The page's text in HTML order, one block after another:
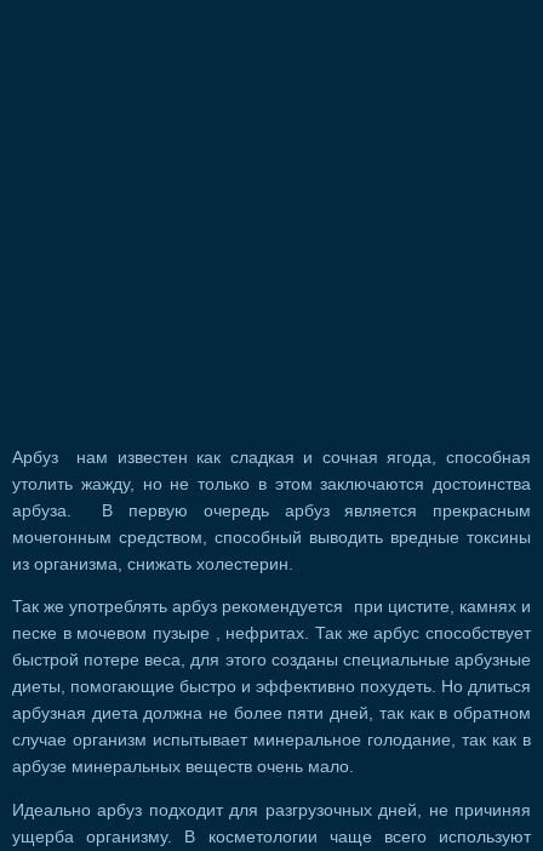
Арбуз нам известен как сладкая и сочная ягода, способная
утолить жажду, но не только в этом заключаются достоинства
арбуза. В первую очередь арбуз является прекрасным
мочегонным средством, способный выводить вредные токсины
из организма, снижать холестерин.
Так же употреблять арбуз рекомендуется при цистите, камнях и
песке в мочевом пузыре , нефритах. Так же арбус способствует
быстрой потере веса, для этого созданы специальные арбузные
диеты, помогающие быстро и эффективно похудеть. Но длиться
арбузная диета должна не более пяти дней, так как в обратном
случае организм испытывает минеральное голодание, так как в
арбузе минеральных веществ очень мало.
Идеально арбуз подходит для разгрузочных дней, не причиняя
ущерба организму. В косметологии чаще всего используют